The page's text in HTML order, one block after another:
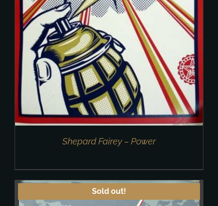
Shepard Fairey – Power
Sold out!